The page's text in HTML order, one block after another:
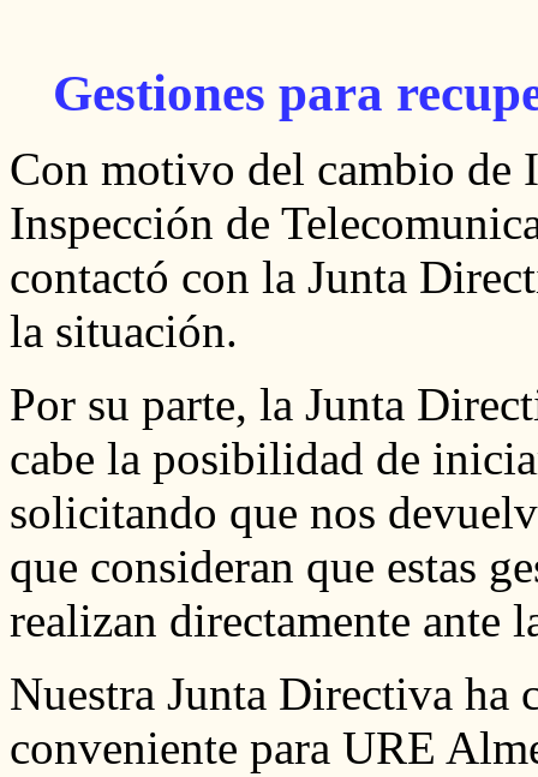
Gestiones para
Con motivo del cambio de
Inspección de
contactó con la Junta
la situación.
Por su parte, la Junta
cabe la posibilidad de
solicitando que nos
que consideran que estas
realizan directamente ante
Nuestra Junta Directiva ha
conveniente para URE